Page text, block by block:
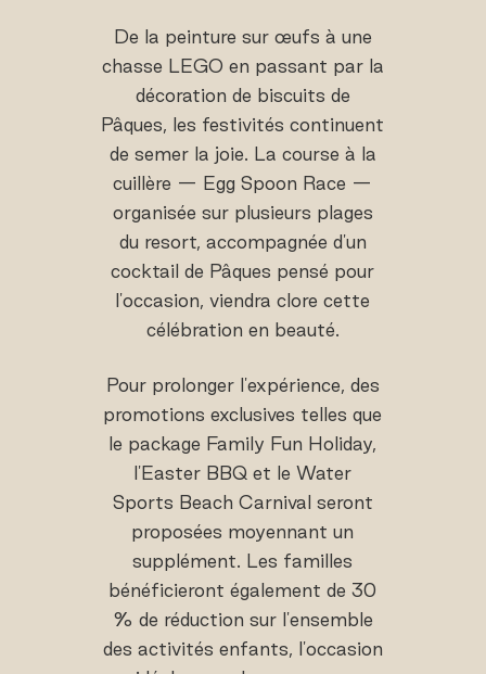
De la peinture sur œufs à une
chasse LEGO en passant par la
décoration de biscuits de
Pâques, les festivités continuent
de semer la joie. La course à la
cuillère — Egg Spoon Race —
organisée sur plusieurs plages
du resort, accompagnée d'un
cocktail de Pâques pensé pour
l'occasion, viendra clore cette
célébration en beauté.
Pour prolonger l'expérience, des
promotions exclusives telles que
le package Family Fun Holiday,
l'Easter BBQ et le Water
Sports Beach Carnival seront
proposées moyennant un
supplément. Les familles
bénéficieront également de 30
% de réduction sur l'ensemble
des activités enfants, l'occasion